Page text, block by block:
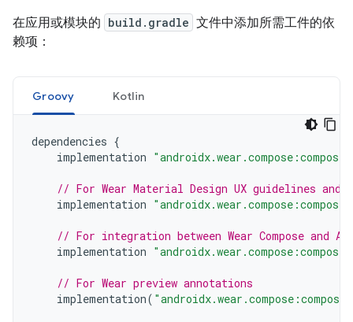
在应用或模块的 build.gradle 文件中添加所需工件的依
赖项：
Groovy Kotlin
dependencies {
implementation
// For Wear Material Design UX guidelines and
implementation
// For integration between Wear Compose and
implementation
// For Wear preview annotations
implementation(